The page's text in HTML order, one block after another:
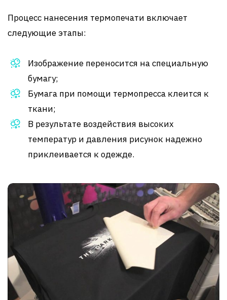
Процесс нанесения термопечати включает
следующие этапы:
Изображение переносится на специальную
бумагу;
Бумага при помощи термопресса клеится к
ткани;
В результате воздействия высоких
температур и давления рисунок надежно
приклеивается к одежде.